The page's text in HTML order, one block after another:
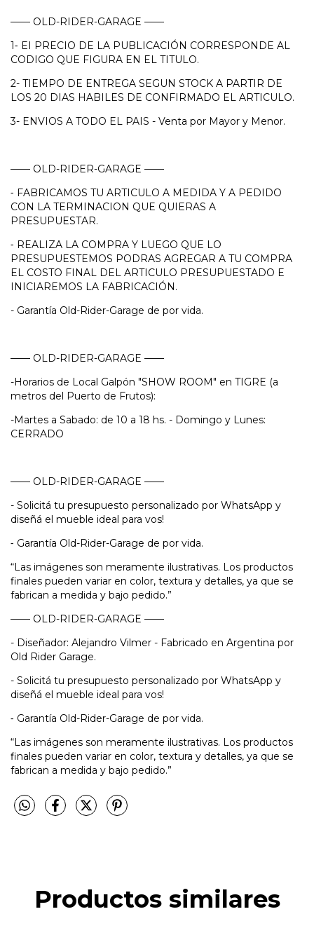
—— OLD-RIDER-GARAGE ——
1⁃ EI PRECIO DE LA PUBLICACIÓN CORRESPONDE AL
CODIGO QUE FIGURA EN EL TITULO.
2- TIEMPO DE ENTREGA SEGUN STOCK A PARTIR DE
LOS 20 DIAS HABILES DE CONFIRMADO EL ARTICULO.
3- ENVIOS A TODO EL PAIS - Venta por Mayor y Menor.
—— OLD-RIDER-GARAGE ——
⁃ FABRICAMOS TU ARTICULO A MEDIDA Y A PEDIDO
CON LA TERMINACION QUE QUIERAS A
PRESUPUESTAR.
⁃ REALIZA LA COMPRA Y LUEGO QUE LO
PRESUPUESTEMOS PODRAS AGREGAR A TU COMPRA
EL COSTO FINAL DEL ARTICULO PRESUPUESTADO E
INICIAREMOS LA FABRICACIÓN.
- Garantía Old-Rider-Garage de por vida.
—— OLD-RIDER-GARAGE ——
-Horarios de Local Galpón "SHOW ROOM" en TIGRE (a
metros del Puerto de Frutos):
-Martes a Sabado: de 10 a 18 hs. - Domingo y Lunes:
CERRADO
—— OLD-RIDER-GARAGE ——
- Solicitá tu presupuesto personalizado por WhatsApp y
diseñá el mueble ideal para vos!
⁃ Garantía Old-Rider-Garage de por vida.
“Las imágenes son meramente ilustrativas. Los productos
finales pueden variar en color, textura y detalles, ya que se
fabrican a medida y bajo pedido.”
—— OLD-RIDER-GARAGE ——
- Diseñador: Alejandro Vilmer - Fabricado en Argentina por
Old Rider Garage.
- Solicitá tu presupuesto personalizado por WhatsApp y
diseñá el mueble ideal para vos!
⁃ Garantía Old-Rider-Garage de por vida.
“Las imágenes son meramente ilustrativas. Los productos
finales pueden variar en color, textura y detalles, ya que se
fabrican a medida y bajo pedido.”
Productos similares